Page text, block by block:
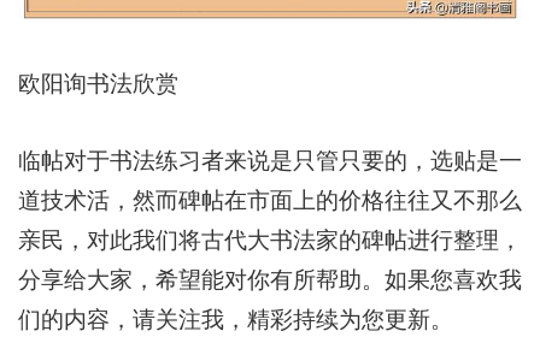
欧阳询书法欣赏
临帖对于书法练习者来说是只管只要的，选贴是一
道技术活，然而碑帖在市面上的价格往往又不那么
亲民，对此我们将古代大书法家的碑帖进行整理，
分享给大家，希望能对你有所帮助。如果您喜欢我
们的内容，请关注我，精彩持续为您更新。